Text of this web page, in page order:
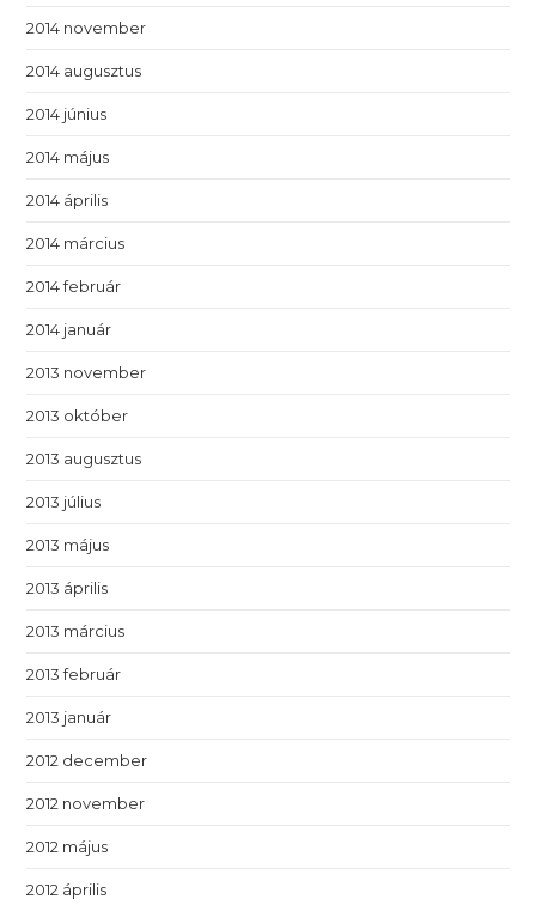
2014 november
2014 augusztus
2014 június
2014 május
2014 április
2014 március
2014 február
2014 január
2013 november
2013 október
2013 augusztus
2013 július
2013 május
2013 április
2013 március
2013 február
2013 január
2012 december
2012 november
2012 május
2012 április